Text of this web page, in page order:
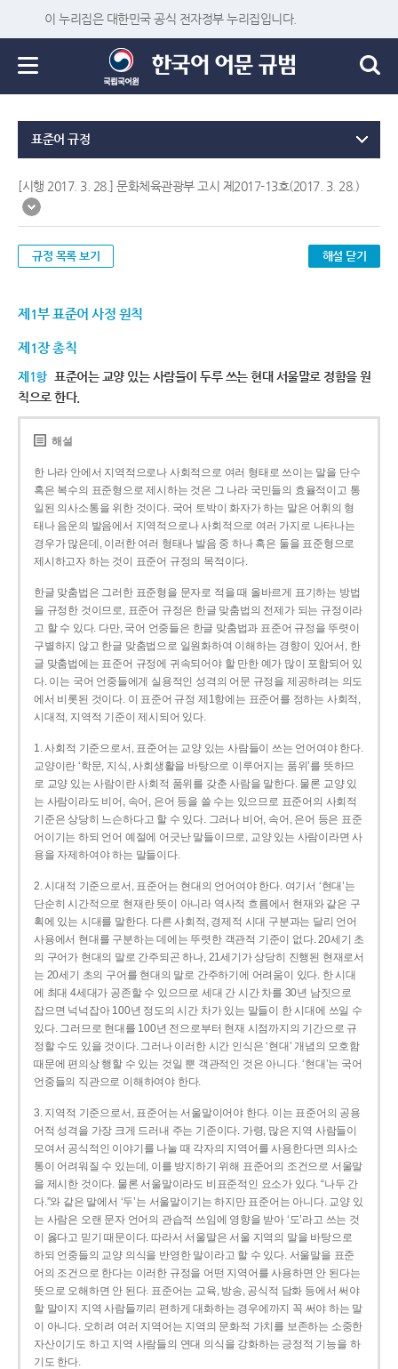
이 누리집은 대한민국 공식 전자정부 누리집입니다.
표준어 규정
[시행 2017. 3. 28.] 문화체육관광부 고시 제2017-13호(2017. 3. 28.)
규정 목록 보기 해설 닫기
제1부 표준어 사정 원칙
제1장 총칙
제1항 표준어는 교양 있는 사람들이 두루 쓰는 현대 서울말로 정함을 원
칙으로 한다.
해설
한 나라 안에서 지역적으로나 사회적으로 여러 형태로 쓰이는 말을 단수
혹은 복수의 표준형으로 제시하는 것은 그 나라 국민들의 효율적이고 통
일된 의사소통을 위한 것이다. 국어 토박이 화자가 하는 말은 어휘의 형
태나 음운의 발음에서 지역적으로나 사회적으로 여러 가지로 나타나는
경우가 많은데, 이러한 여러 형태나 발음 중 하나 혹은 둘을 표준형으로
제시하고자 하는 것이 표준어 규정의 목적이다.
한글 맞춤법은 그러한 표준형을 문자로 적을 때 올바르게 표기하는 방법
을 규정한 것이므로, 표준어 규정은 한글 맞춤법의 전제가 되는 규정이라
고 할 수 있다. 다만, 국어 언중들은 한글 맞춤법과 표준어 규정을 뚜렷이
구별하지 않고 한글 맞춤법으로 일원화하여 이해하는 경향이 있어서, 한
글 맞춤법에는 표준어 규정에 귀속되어야 할 만한 예가 많이 포함되어 있
다. 이는 국어 언중들에게 실용적인 성격의 어문 규정을 제공하려는 의도
에서 비롯된 것이다. 이 표준어 규정 제1항에는 표준어를 정하는 사회적,
시대적, 지역적 기준이 제시되어 있다.
1. 사회적 기준으로서, 표준어는 교양 있는 사람들이 쓰는 언어여야 한다.
교양이란 ‘학문, 지식, 사회생활을 바탕으로 이루어지는 품위’를 뜻하므
로 교양 있는 사람이란 사회적 품위를 갖춘 사람을 말한다. 물론 교양 있
는 사람이라도 비어, 속어, 은어 등을 쓸 수는 있으므로 표준어의 사회적
기준은 상당히 느슨하다고 할 수 있다. 그러나 비어, 속어, 은어 등은 표준
어이기는 하되 언어 예절에 어긋난 말들이므로, 교양 있는 사람이라면 사
용을 자제하여야 하는 말들이다.
2. 시대적 기준으로서, 표준어는 현대의 언어여야 한다. 여기서 ‘현대’는
단순히 시간적으로 현재란 뜻이 아니라 역사적 흐름에서 현재와 같은 구
획에 있는 시대를 말한다. 다른 사회적, 경제적 시대 구분과는 달리 언어
사용에서 현대를 구분하는 데에는 뚜렷한 객관적 기준이 없다. 20세기 초
의 구어가 현대의 말로 간주되곤 하나, 21세기가 상당히 진행된 현재로서
는 20세기 초의 구어를 현대의 말로 간주하기에 어려움이 있다. 한 시대
에 최대 4세대가 공존할 수 있으므로 세대 간 시간 차를 30년 남짓으로
잡으면 넉넉잡아 100년 정도의 시간 차가 있는 말들이 한 시대에 쓰일 수
있다. 그러므로 현대를 100년 전으로부터 현재 시점까지의 기간으로 규
정할 수도 있을 것이다. 그러나 이러한 시간 인식은 ‘현대’ 개념의 모호함
때문에 편의상 행할 수 있는 것일 뿐 객관적인 것은 아니다. ‘현대’는 국어
언중들의 직관으로 이해하여야 한다.
3. 지역적 기준으로서, 표준어는 서울말이어야 한다. 이는 표준어의 공용
어적 성격을 가장 크게 드러내 주는 기준이다. 가령, 많은 지역 사람들이
모여서 공식적인 이야기를 나눌 때 각자의 지역어를 사용한다면 의사소
통이 어려워질 수 있는데, 이를 방지하기 위해 표준어의 조건으로 서울말
을 제시한 것이다. 물론 서울말이라도 비표준적인 요소가 있다. “나두 간
다.”와 같은 말에서 ‘두’는 서울말이기는 하지만 표준어는 아니다. 교양 있
는 사람은 오랜 문자 언어의 관습적 쓰임에 영향을 받아 ‘도’라고 쓰는 것
이 옳다고 믿기 때문이다. 따라서 서울말은 서울 지역의 말을 바탕으로
하되 언중들의 교양 의식을 반영한 말이라고 할 수 있다. 서울말을 표준
어의 조건으로 한다는 이러한 규정을 어떤 지역어를 사용하면 안 된다는
뜻으로 오해하면 안 된다. 표준어는 교육, 방송, 공식적 담화 등에서 써야
할 말이지 지역 사람들끼리 편하게 대화하는 경우에까지 꼭 써야 하는 말
이 아니다. 오히려 여러 지역어는 지역의 문화적 가치를 보존하는 소중한
자산이기도 하고 지역 사람들의 연대 의식을 강화하는 긍정적 기능을 하
기도 한다.